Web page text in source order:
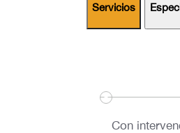
Servicios
Con